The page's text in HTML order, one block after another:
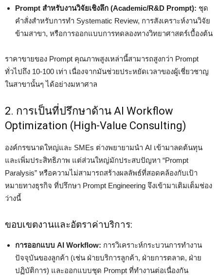
Prompt สำหรับงานวิจัยเชิงลึก (Academic/R&D Prompt): ชุด
คำสั่งสำหรับการทำ Systematic Review, การสังเคราะห์งานวิจัย
ข้ามสาขา, หรือการออกแบบการทดลองทางวิทยาศาสตร์เบื้องต้น
ราคาขายของ Prompt คุณภาพสูงเหล่านี้สามารถสูงกว่า Prompt
ทั่วไปถึง 10-100 เท่า เนื่องจากมันช่วยประหยัดเวลาของผู้เชี่ยวชาญ
ในสาขานั้นๆ ได้อย่างมหาศาล
2. การเป็นที่ปรึกษาด้าน AI Workflow
Optimization (High-Value Consulting)
องค์กรขนาดใหญ่และ SMEs ต่างพยายามนำ AI เข้ามาลดต้นทุน
และเพิ่มประสิทธิภาพ แต่ส่วนใหญ่มักประสบปัญหา “Prompt
Paralysis” หรือความไม่สามารถสร้างผลลัพธ์ที่สอดคล้องกับเป้า
หมายทางธุรกิจ ที่ปรึกษา Prompt Engineering จึงเข้ามาเติมเต็มช่อง
ว่างนี้
ขอบเขตงานและอัตราค่าบริการ:
การออกแบบ AI Workflow: การวิเคราะห์กระบวนการทำงาน
ปัจจุบันของลูกค้า (เช่น ฝ่ายบริการลูกค้า, ฝ่ายการตลาด, ฝ่าย
ปฏิบัติการ) และออกแบบชุด Prompt ที่ทำงานต่อเนื่องกัน